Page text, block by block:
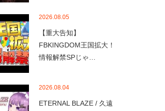
2026.08.05
【重大告知】
FBKINGDOM王国拡大！
情報解禁SPじゃ…
2026.08.04
ETERNAL BLAZE / 久遠